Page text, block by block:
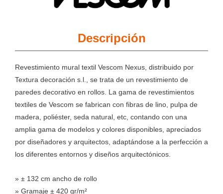
Descripción
Revestimiento mural textil Vescom Nexus, distribuido por
Textura decoración s.l., se trata de un revestimiento de
paredes decorativo en rollos. La gama de revestimientos
textiles de Vescom se fabrican con fibras de lino, pulpa de
madera, poliéster, seda natural, etc, contando con una
amplia gama de modelos y colores disponibles, apreciados
por diseñadores y arquitectos, adaptándose a la perfección a
los diferentes entornos y diseños arquitectónicos.
» ± 132 cm ancho de rollo
» Gramaje ± 420 gr/m²